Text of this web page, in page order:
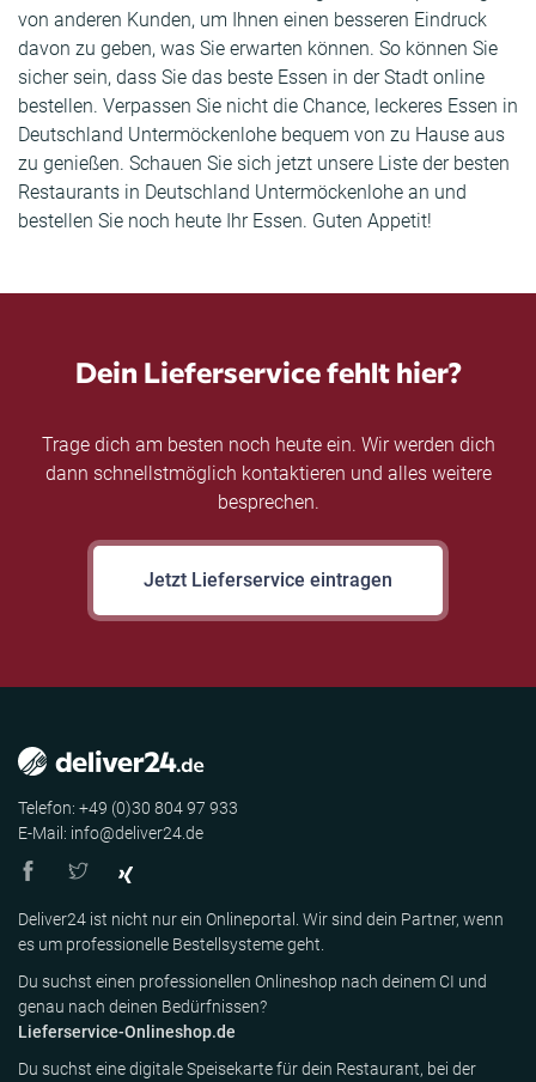
von anderen Kunden, um Ihnen einen besseren Eindruck
davon zu geben, was Sie erwarten können. So können Sie
sicher sein, dass Sie das beste Essen in der Stadt online
bestellen. Verpassen Sie nicht die Chance, leckeres Essen in
Deutschland Untermöckenlohe bequem von zu Hause aus
zu genießen. Schauen Sie sich jetzt unsere Liste der besten
Restaurants in Deutschland Untermöckenlohe an und
bestellen Sie noch heute Ihr Essen. Guten Appetit!
Dein Lieferservice fehlt hier?
Trage dich am besten noch heute ein. Wir werden dich
dann schnellstmöglich kontaktieren und alles weitere
besprechen.
Jetzt Lieferservice eintragen
Telefon: +49 (0)30 804 97 933
E-Mail: info@deliver24.de
Deliver24 ist nicht nur ein Onlineportal. Wir sind dein Partner, wenn
es um professionelle Bestellsysteme geht.
Du suchst einen professionellen Onlineshop nach deinem CI und
genau nach deinen Bedürfnissen?
Lieferservice-Onlineshop.de
Du suchst eine digitale Speisekarte für dein Restaurant, bei der